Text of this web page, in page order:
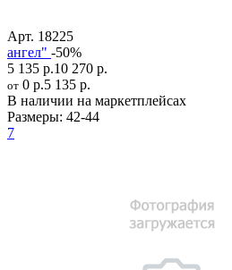
Арт. 18225
ангел" -50%
5 135 р.10 270 р.
от 0 р.5 135 р.
В наличии на маркетплейсах
Размеры: 42-44
7